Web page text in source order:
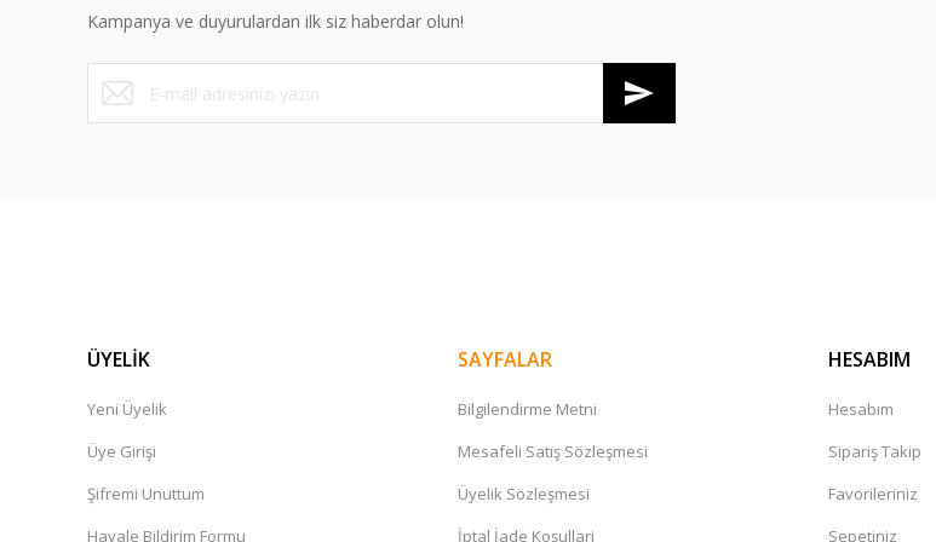
Ürün fiyatı diğer sitelerden daha pahalı.
Bu ürüne benzer farklı alternatifler olmalı.
Kampanya ve duyurulardan ilk siz haberdar olun!
ÜYELİK
Yeni Üyelik
Üye Girişi
Şifremi Unuttum
Havale Bildirim Formu
SAYFALAR
Bilgilendirme Metni
Mesafeli Satış Sözleşmesi
Üyelik Sözleşmesi
İptal İade Koşullari
HESABIM
Hesabım
Sipariş Takip
Favorileriniz
Sepetiniz